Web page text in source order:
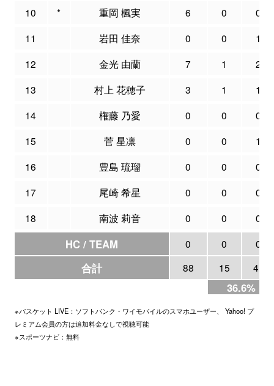
10 * 重岡 楓実 6 0
0
11
岩田 佳奈 0 0
1
12
金光 由蘭 7 1
2
13
村上 花穂子 3 1
1
14
権藤 乃愛 0 0
0
15
菅 星凛 0 0
1
16
豊島 琉瑠 0 0
0
17
尾崎 希星 0 0
0
18
南波 莉音 0 0 0
HC / TEAM 0 0 0
合計 88 15 41
36.6%
※バスケット LIVE：ソフトバンク・ワイモバイルのスマホユーザー、 Yahoo! プ
レミアム会員の方は追加料金なしで視聴可能
※スポーツナビ：無料